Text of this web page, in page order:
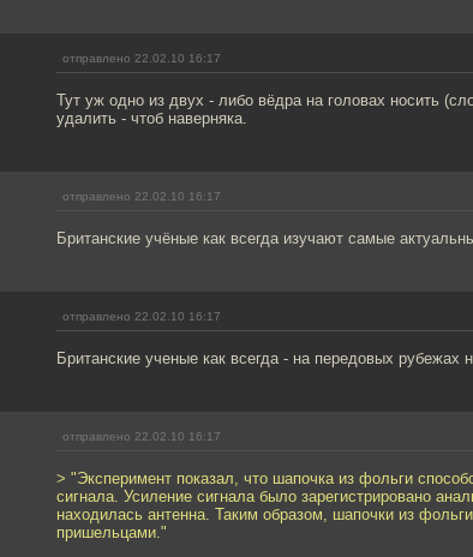
отправлено 22.02.10 16:17
Тут уж одно из двух - либо вёдра на головах носить
удалить - чтоб наверняка.
отправлено 22.02.10 16:17
Британские учёные как всегда изучают самые
отправлено 22.02.10 16:17
Британские ученые как всегда - на передовых рубежах
отправлено 22.02.10 16:17
> "Эксперимент показал, что шапочка из фольги
сигнала. Усиление сигнала было зарегистрировано
находилась антенна. Таким образом, шапочки из
пришельцами."